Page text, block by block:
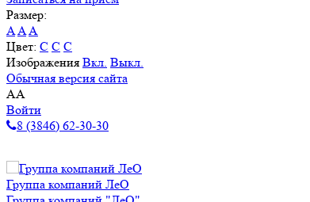
Размер:
AAA
Цвет: C C C
Изображения Вкл. Выкл.
Обычная версия сайта
AA
Войти
8 (3846) 62-30-30
Группа компаний ЛеО